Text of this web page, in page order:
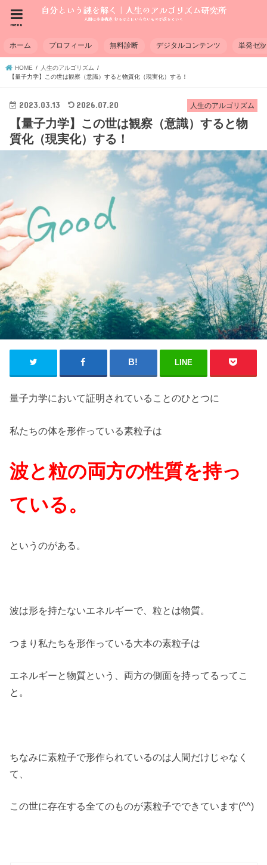
menu
ホーム プロフィール 無料診断 デジタルコンテンツ 単発セ
HOME
人生のアルゴリズム
【量子力学】この世は観察（意識）すると物質化（現実化）する！
人生のアルゴリズム
2023.03.13 2026.07.20
【量子力学】この世は観察（意識）すると物
質化（現実化）する！
LINE
量子力学において証明されていることのひとつに
私たちの体を形作っている素粒子は
波と粒の両方の性質を持っ
ている。
というのがある。
波は形を持たないエネルギーで、粒とは物質。
つまり私たちを形作っている大本の素粒子は
エネルギーと物質という、両方の側面を持ってるってこ
と。
ちなみに素粒子で形作られているのは人間だけじゃなく
て、
この世に存在する全てのものが素粒子でできています(^^)